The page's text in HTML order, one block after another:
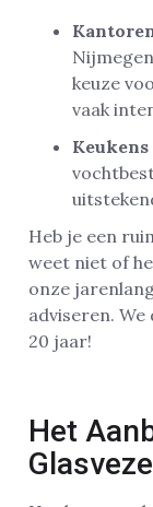
keuze
vaak
Heb je een
weet niet of
onze
adviseren.
20 jaar!
Het